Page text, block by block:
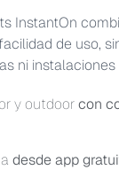
InstantOn
de uso,
ni
y outdoorcon
desde app